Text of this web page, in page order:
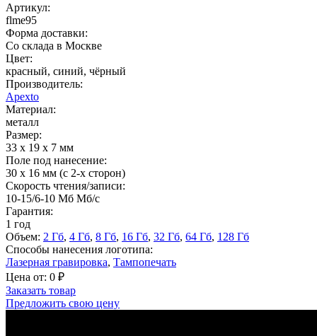
Артикул:
flme95
Форма доставки:
Со склада в Москве
Цвет:
красный, синий, чёрный
Производитель:
Apexto
Материал:
металл
Размер:
33 x 19 x 7 мм
Поле под нанесение:
30 x 16 мм (с 2-х сторон)
Скорость чтения/записи:
10-15/6-10 Мб Мб/с
Гарантия:
1 год
Объем: 2 Гб, 4 Гб, 8 Гб, 16 Гб, 32 Гб, 64 Гб, 128 Гб
Способы нанесения логотипа:
Лазерная гравировка, Тампопечать
Цена от: 0 ₽
Заказать товар
Предложить свою цену